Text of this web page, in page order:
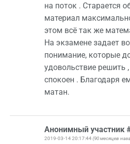
на поток . Старается
материал
этом всё так же
На экзамене задает
понимание, которые
удовольствие решить
спокоен . Благодаря
матан.
Анонимный участник
2019-03-14 20:17:44(90 месяцев